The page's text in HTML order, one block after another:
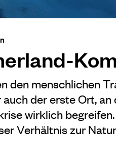
den menschlichen
der erste Ort, an
wirklich
Verhältnis zur